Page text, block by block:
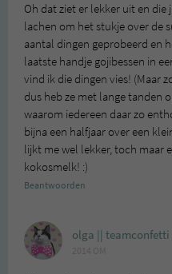
Oh dat ziet er lekker uit en
lachen om het stukje over de
aantal dingen geprobeerd en
laatste handje gojibessen in
vind ik die dingen vies! (Maar
dus heb ze met lange tanden
waarom iedereen daar zo
bijna een halfjaar over een
lijkt me wel lekker, toch maar
kokosmelk! :)
Beantwoorden
olga || teamconfetti